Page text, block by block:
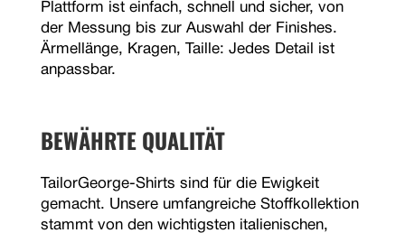
Plattform ist einfach, schnell und sicher, von
der Messung bis zur Auswahl der Finishes.
Ärmellänge, Kragen, Taille: Jedes Detail ist
anpassbar.
BEWÄHRTE QUALITÄT
TailorGeorge-Shirts sind für die Ewigkeit
gemacht. Unsere umfangreiche Stoffkollektion
stammt von den wichtigsten italienischen,